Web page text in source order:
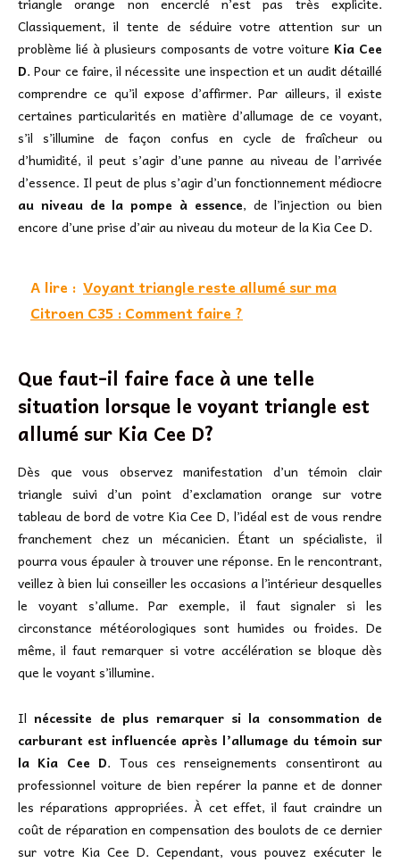
Classiquement, il tente de séduire votre attention sur un
problème lié à plusieurs composants de votre voiture Kia Cee
D. Pour ce faire, il nécessite une inspection et un audit détaillé
comprendre ce qu’il expose d’affirmer. Par ailleurs, il existe
certaines particularités en matière d’allumage de ce voyant,
s’il s’illumine de façon confus en cycle de fraîcheur ou
d’humidité, il peut s’agir d’une panne au niveau de l’arrivée
d’essence. Il peut de plus s’agir d’un fonctionnement médiocre
au niveau de la pompe à essence, de l’injection ou bien
encore d’une prise d’air au niveau du moteur de la Kia Cee D.
A lire : Voyant triangle reste allumé sur ma
Citroen C35 : Comment faire ?
Que faut-il faire face à une telle
situation lorsque le voyant triangle est
allumé sur Kia Cee D?
Dès que vous observez manifestation d’un témoin clair
triangle suivi d’un point d’exclamation orange sur votre
tableau de bord de votre Kia Cee D, l’idéal est de vous rendre
franchement chez un mécanicien. Étant un spécialiste, il
pourra vous épauler à trouver une réponse. En le rencontrant,
veillez à bien lui conseiller les occasions a l’intérieur desquelles
le voyant s’allume. Par exemple, il faut signaler si les
circonstance météorologiques sont humides ou froides. De
même, il faut remarquer si votre accélération se bloque dès
que le voyant s’illumine.
Ilnécessite de plus remarquer si la consommation de
carburant est influencée après l’allumage du témoin sur
la Kia Cee D. Tous ces renseignements consentiront au
professionnel voiture de bien repérer la panne et de donner
les réparations appropriées. À cet effet, il faut craindre un
coût de réparation en compensation des boulots de ce dernier
sur votre Kia Cee D. Cependant, vous pouvez exécuter le